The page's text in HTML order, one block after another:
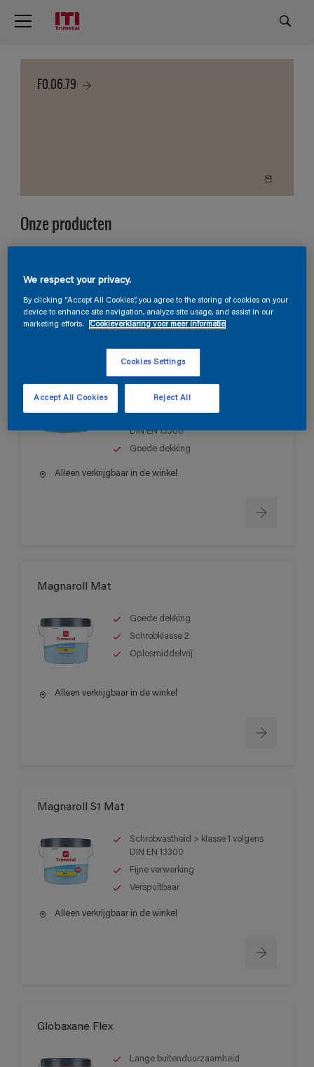
F0.06.79
Onze producten
Filter
Matte, oplosmiddelvrije muurverf
voor binnen
DIN EN 13300
Goede dekking
Alleen verkrijgbaar in de winkel
Magnaroll Mat
Goede dekking
Schrobklasse 2
Oplosmiddelvrij
Alleen verkrijgbaar in de winkel
Magnaroll S1 Mat
Schrobvastheid > klasse 1 volgens
DIN EN 13300
Fijne verwerking
Verspuitbaar
Alleen verkrijgbaar in de winkel
Globaxane Flex
Lange buitenduurzaamheid
We respect your privacy.
By clicking “Accept All Cookies”, you agree to the storing of cookies on your
device to enhance site navigation, analyze site usage, and assist in our
marketing efforts.
Cookieverklaring voor meer informatie
Cookies Settings
Reject All
Accept All Cookies